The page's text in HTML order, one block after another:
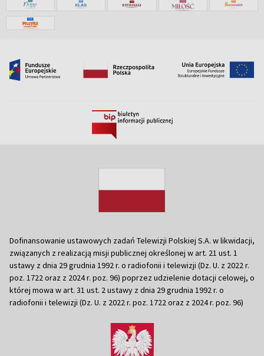
Dofinansowanie ustawowych zadań Telewizji Polskiej S.A. w likwidacji,
związanych z realizacją misji publicznej określonej w art. 21 ust. 1
ustawy z dnia 29 grudnia 1992 r. o radiofonii i telewizji (Dz. U. z 2022 r.
poz. 1722 oraz z 2024 r. poz. 96) poprzez udzielenie dotacji celowej, o
której mowa w art. 31 ust. 2 ustawy z dnia 29 grudnia 1992 r. o
radiofonii i telewizji (Dz. U. z 2022 r. poz. 1722 oraz z 2024 r. poz. 96)